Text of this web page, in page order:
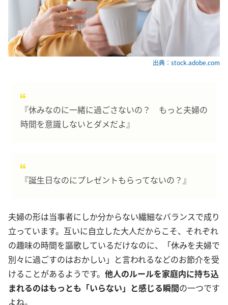
出典：stock.adobe.com
『休みなのに一緒に過ごさないの？ もっと夫婦の
時間を意識しないとダメだよ』
『誕生日なのにプレゼントもらってないの？』
夫婦の形は当事者にしか分からない繊細なバランスで成り
立っています。互いに自立した大人だからこそ、それぞれ
の趣味の時間を謳歌しているだけなのに、「休みを夫婦で
別々に過ごすのはおかしい」と言われるなどのお節介を受
けることがあるようです。 他人のルールを家庭内に持ち込
まれるのはもっとも「いらない」と感じる瞬間の一つです
よね。